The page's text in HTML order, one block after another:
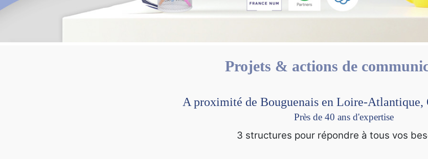
Projets & actions de
A proximité de Bouguenais en Loire-Atlantique,
Près de 40 ans d'expertise
3 structures pour répondre à tous vos